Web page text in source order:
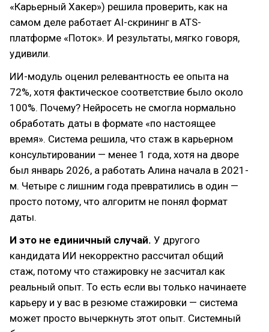
«Карьерный Хакер») решила проверить, как на
самом деле работает AI-скрининг в ATS-
платформе «Поток». И результаты, мягко говоря,
удивили.
ИИ-модуль оценил релевантность ее опыта на
72%, хотя фактическое соответствие было около
100%. Почему? Нейросеть не смогла нормально
обработать даты в формате «по настоящее
время». Система решила, что стаж в карьерном
консультировании — менее 1 года, хотя на дворе
был январь 2026, а работать Алина начала в 2021-
м. Четыре с лишним года превратились в один —
просто потому, что алгоритм не понял формат
даты.
И это не единичный случай. У другого
кандидата ИИ некорректно рассчитал общий
стаж, потому что стажировку не засчитал как
реальный опыт. То есть если вы только начинаете
карьеру и у вас в резюме стажировки — система
может просто вычеркнуть этот опыт. Системный